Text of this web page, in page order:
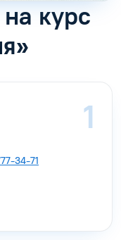
курс
34-71